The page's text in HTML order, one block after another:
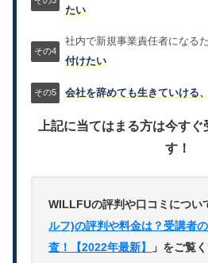
たい
社内で新規事業責任者になる
付けたい
会社を辞めても生きていける
上記に当てはまる方は今す
す！
WILLFUの評判や口コミについ
ルフ)の評判や料金は？受講者
査！【2022年最新】
」をご覧